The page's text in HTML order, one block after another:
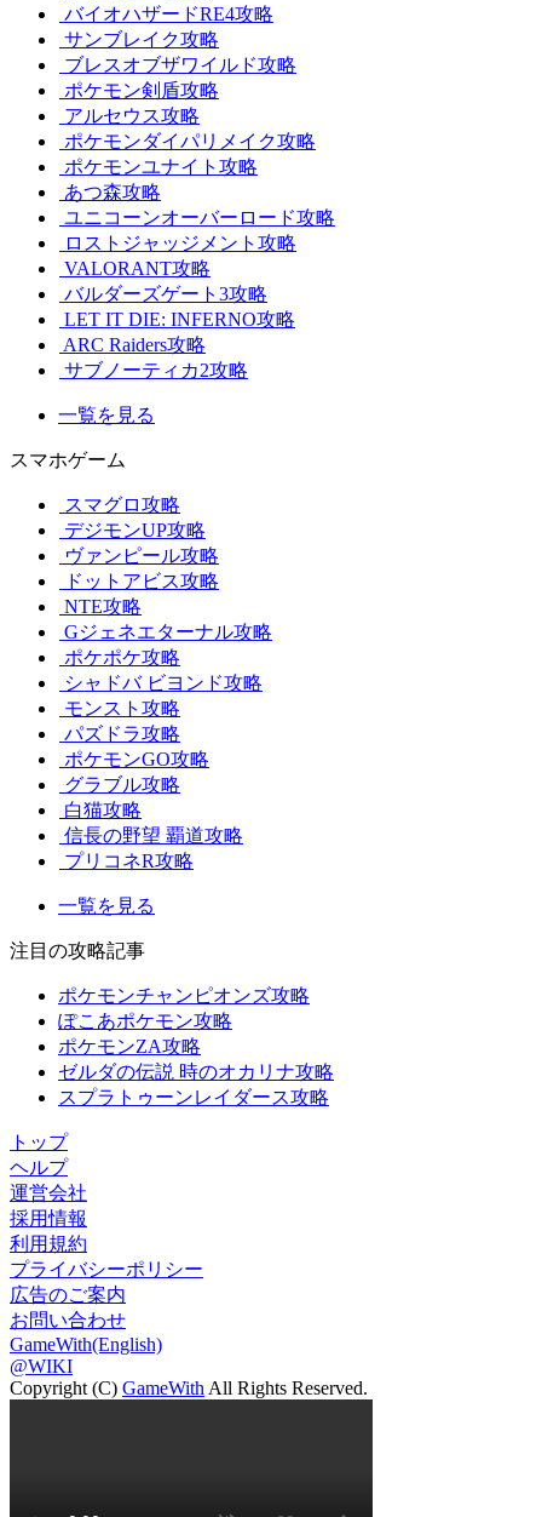
バイオハザードRE4攻略
サンブレイク攻略
ブレスオブザワイルド攻略
ポケモン剣盾攻略
アルセウス攻略
ポケモンダイパリメイク攻略
ポケモンユナイト攻略
あつ森攻略
ユニコーンオーバーロード攻略
ロストジャッジメント攻略
VALORANT攻略
バルダーズゲート3攻略
LET IT DIE: INFERNO攻略
ARC Raiders攻略
サブノーティカ2攻略
一覧を見る
スマホゲーム
スマグロ攻略
デジモンUP攻略
ヴァンピール攻略
ドットアビス攻略
NTE攻略
Gジェネエターナル攻略
ポケポケ攻略
シャドバ ビヨンド攻略
モンスト攻略
パズドラ攻略
ポケモンGO攻略
グラブル攻略
白猫攻略
信長の野望 覇道攻略
プリコネR攻略
一覧を見る
注目の攻略記事
ポケモンチャンピオンズ攻略
ぽこあポケモン攻略
ポケモンZA攻略
ゼルダの伝説 時のオカリナ攻略
スプラトゥーンレイダース攻略
トップ
ヘルプ
運営会社
採用情報
利用規約
プライバシーポリシー
広告のご案内
お問い合わせ
GameWith(English)
@WIKI
Copyright (C) GameWith All Rights Reserved.